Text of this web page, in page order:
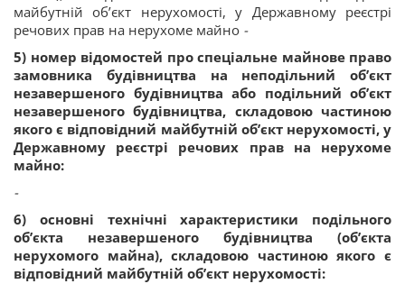
майбутній об’єкт нерухомості, у Державному реєстрі
речових прав на нерухоме майно -
5) номер відомостей про спеціальне майнове право
замовника будівництва на неподільний об’єкт
незавершеного будівництва або подільний об’єкт
незавершеного будівництва, складовою частиною
якого є відповідний майбутній об’єкт нерухомості, у
Державному реєстрі речових прав на нерухоме
майно:
-
6) основні технічні характеристики подільного
об’єкта незавершеного будівництва (об’єкта
нерухомого майна), складовою частиною якого є
відповідний майбутній об’єкт нерухомості: